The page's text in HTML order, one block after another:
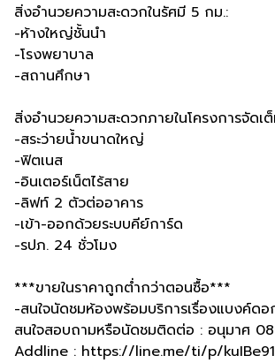
สิ่งอำนวยความสะดวกในรัศมี 5 กม.:
-ห้างใหญ่ชั้นนำ
-โรงพยาบาล
-สถานศึกษา
สิ่งอำนวยความสะดวกภายในโครงการจัดเ
-สระว่ายน้ำขนาดใหญ่
-ฟิตเนส
-อินเตอร์เน็ตไร้สาย
-ลิฟท์ 2 ตัวต่ออาคาร
-เข้า-ออกด้วยระบบคีย์การ์ด
-รปภ. 24 ชั่วโมง
***ขายในราคาถูกต่ำกว่าตอนซื้อ***
-สนใจนัดชมห้องพร้อมบริการเรื่องแบงค์ด
สนใจสอบถามหรือนัดชมติดต่อ : อนุมาศ
Addline : https://line.me/ti/p/